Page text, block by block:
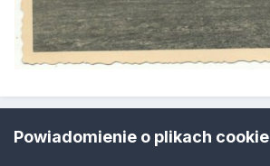
bodziu000000
Powiadomienie o plikach cookie